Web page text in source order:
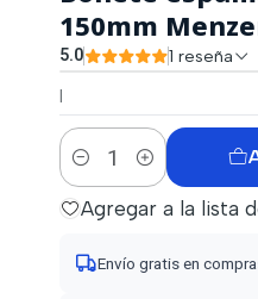
|
150mm
5.0 1 reseña
Cantidad
Agregar a la lista
Envío gratis en